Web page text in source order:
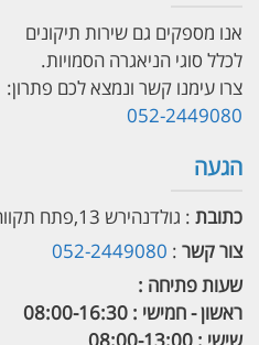
אנו מספקים גם שירות תיקונים
לכלל סוגי הניאגרה הסמויות.
צרו עימנו קשר ונמצא לכם פתרון:
052-2449080
הגעה
כתובת : גולדנהירש 13,פתח תקווה
צור קשר :
052-2449080
שעות פתיחה :
ראשון - חמישי : 08:00-16:30